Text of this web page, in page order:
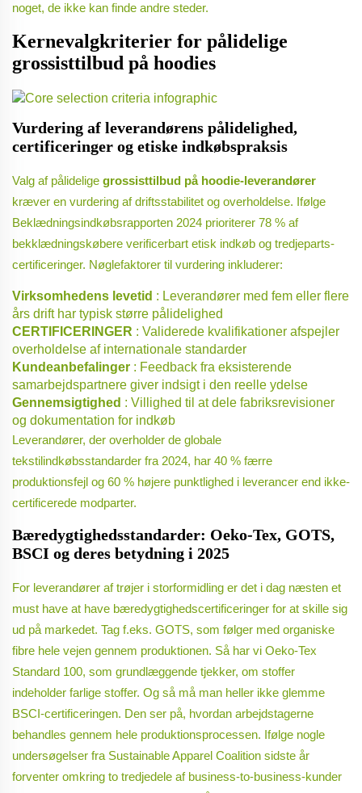
noget, de ikke kan finde andre steder.
Kernevalgkriterier for pålidelige
grossisttilbud på hoodies
Vurdering af leverandørens pålidelighed,
certificeringer og etiske indkøbspraksis
Valg af pålidelige grossisttilbud på hoodie-leverandører
kræver en vurdering af driftsstabilitet og overholdelse. Ifølge
Beklædningsindkøbsrapporten 2024 prioriterer 78 % af
bekklædningskøbere verificerbart etisk indkøb og tredjeparts-
certificeringer. Nøglefaktorer til vurdering inkluderer:
Virksomhedens levetid : Leverandører med fem eller flere
års drift har typisk større pålidelighed
CERTIFICERINGER : Validerede kvalifikationer afspejler
overholdelse af internationale standarder
Kundeanbefalinger : Feedback fra eksisterende
samarbejdspartnere giver indsigt i den reelle ydelse
Gennemsigtighed : Villighed til at dele fabriksrevisioner
og dokumentation for indkøb
Leverandører, der overholder de globale
tekstilindkøbsstandarder fra 2024, har 40 % færre
produktionsfejl og 60 % højere punktlighed i leverancer end ikke-
certificerede modparter.
Bæredygtighedsstandarder: Oeko-Tex, GOTS,
BSCI og deres betydning i 2025
For leverandører af trøjer i storformidling er det i dag næsten et
must have at have bæredygtighedscertificeringer for at skille sig
ud på markedet. Tag f.eks. GOTS, som følger med organiske
fibre hele vejen gennem produktionen. Så har vi Oeko-Tex
Standard 100, som grundlæggende tjekker, om stoffer
indeholder farlige stoffer. Og så må man heller ikke glemme
BSCI-certificeringen. Den ser på, hvordan arbejdstagerne
behandles gennem hele produktionsprocessen. Ifølge nogle
undersøgelser fra Sustainable Apparel Coalition sidste år
forventer omkring to tredjedele af business-to-business-kunder